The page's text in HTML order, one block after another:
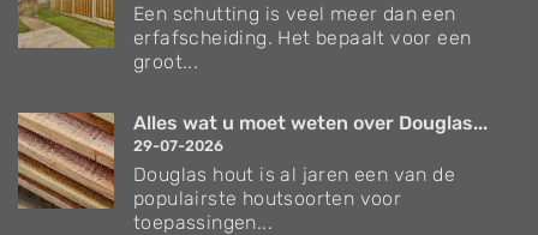
Een schutting is veel meer dan een
erfafscheiding. Het bepaalt voor een
groot...
Alles wat u moet weten over Douglas...
29-07-2026
Douglas hout is al jaren een van de
populairste houtsoorten voor
toepassingen...